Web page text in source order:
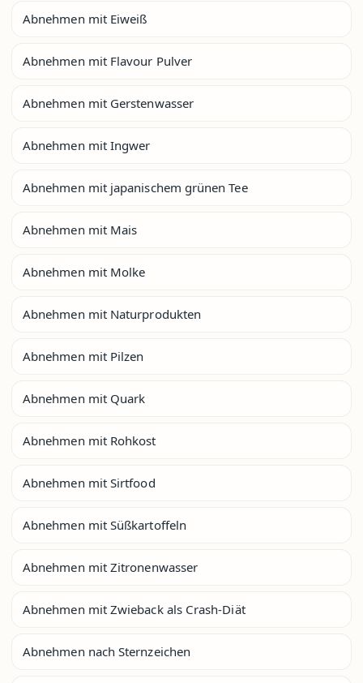
Abnehmen mit Eiweiß
Abnehmen mit Flavour Pulver
Abnehmen mit Gerstenwasser
Abnehmen mit Ingwer
Abnehmen mit japanischem grünen Tee
Abnehmen mit Mais
Abnehmen mit Molke
Abnehmen mit Naturprodukten
Abnehmen mit Pilzen
Abnehmen mit Quark
Abnehmen mit Rohkost
Abnehmen mit Sirtfood
Abnehmen mit Süßkartoffeln
Abnehmen mit Zitronenwasser
Abnehmen mit Zwieback als Crash-Diät
Abnehmen nach Sternzeichen